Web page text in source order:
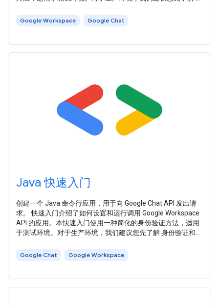
入门使用 Google Workspace 推荐的 API 客户端库来处理身份
Google Workspace Google Chat
Java 快速入门
创建一个 Java 命令行应用，用于向 Google Chat API 发出请
求。 快速入门介绍了如何设置和运行调用 Google Workspace
API 的应用。本快速入门使用一种简化的身份验证方法，适用
于测试环境。对于生产环境，我们建议您先了解 身份验证和授
Google Workspace 推荐的 API 客户端库来处理身份验证和授
Google Chat Google Workspace